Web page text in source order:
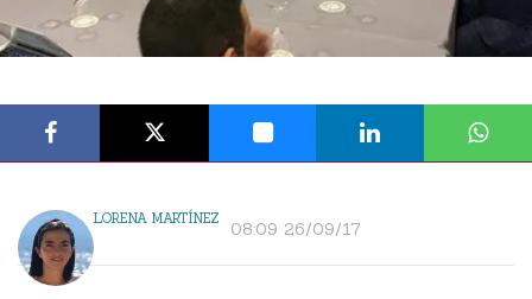
LORENA MARTÍNEZ 08:09 26/09/17